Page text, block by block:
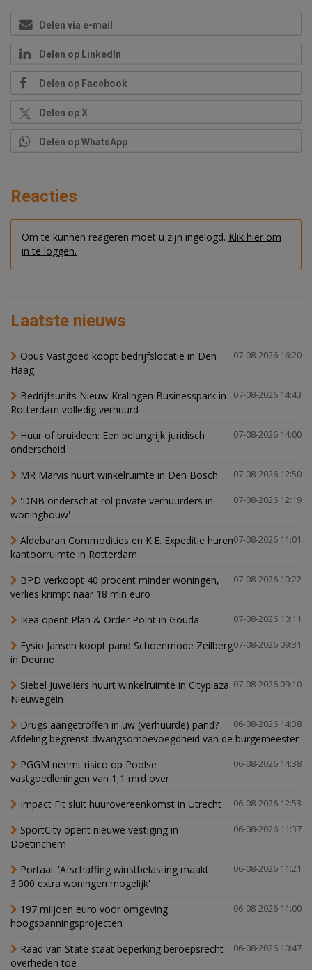
Delen via e-mail
Delen op LinkedIn
Delen op Facebook
Delen op X
Delen op WhatsApp
Reacties
Om te kunnen reageren moet u zijn ingelogd. Klik hier om
in te loggen.
Laatste nieuws
07-08-2026 16:20
Opus Vastgoed koopt bedrijfslocatie in Den
Haag
07-08-2026 14:43
Bedrijfsunits Nieuw-Kralingen Businesspark in
Rotterdam volledig verhuurd
07-08-2026 14:00
Huur of bruikleen: Een belangrijk juridisch
onderscheid
07-08-2026 12:50
MR Marvis huurt winkelruimte in Den Bosch
07-08-2026 12:19
'DNB onderschat rol private verhuurders in
woningbouw'
07-08-2026 11:01
Aldebaran Commodities en K.E. Expeditie huren
kantoorruimte in Rotterdam
07-08-2026 10:22
BPD verkoopt 40 procent minder woningen,
verlies krimpt naar 18 mln euro
07-08-2026 10:11
Ikea opent Plan & Order Point in Gouda
07-08-2026 09:31
Fysio Jansen koopt pand Schoenmode Zeilberg
in Deurne
07-08-2026 09:10
Siebel Juweliers huurt winkelruimte in Cityplaza
Nieuwegein
06-08-2026 14:38
Drugs aangetroffen in uw (verhuurde) pand?
Afdeling begrenst dwangsombevoegdheid van de burgemeester
06-08-2026 14:38
PGGM neemt risico op Poolse
vastgoedleningen van 1,1 mrd over
06-08-2026 12:53
Impact Fit sluit huurovereenkomst in Utrecht
06-08-2026 11:37
SportCity opent nieuwe vestiging in
Doetinchem
06-08-2026 11:21
Portaal: 'Afschaffing winstbelasting maakt
3.000 extra woningen mogelijk'
06-08-2026 11:00
197 miljoen euro voor omgeving
hoogspanningsprojecten
06-08-2026 10:47
Raad van State staat beperking beroepsrecht
overheden toe